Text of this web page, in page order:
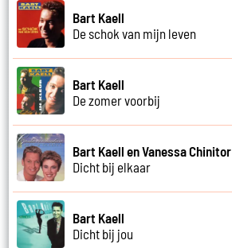
Bart Kaell
De schok van mijn leven
Bart Kaell
De zomer voorbij
Bart Kaell en Vanessa Chinitor
Dicht bij elkaar
Bart Kaell
Dicht bij jou